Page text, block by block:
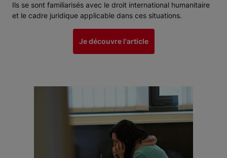
Ils se sont familiarisés avec le droit international humanitaire
et le cadre juridique applicable dans ces situations.
Je découvre l'article